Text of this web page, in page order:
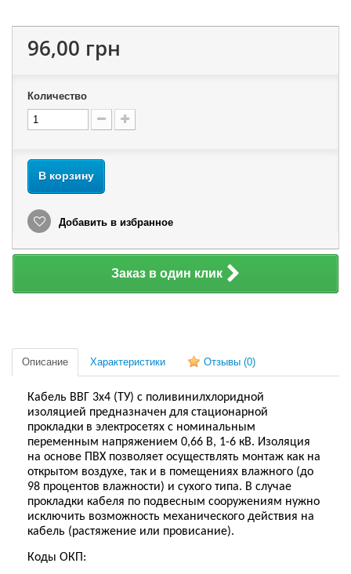
96,00 грн
Количество
В корзину
Добавить в избранное
Заказ в один клик
Описание Характеристики Отзывы (0)
Кабель ВВГ 3х4 (ТУ) с поливинилхлоридной
изоляцией предназначен для стационарной
прокладки в электросетях с номинальным
переменным напряжением 0,66 В, 1-6 кВ. Изоляция
на основе ПВХ позволяет осуществлять монтаж как на
открытом воздухе, так и в помещениях влажного (до
98 процентов влажности) и сухого типа. В случае
прокладки кабеля по подвесным сооружениям нужно
исключить возможность механического действия на
кабель (растяжение или провисание).
Коды ОКП: